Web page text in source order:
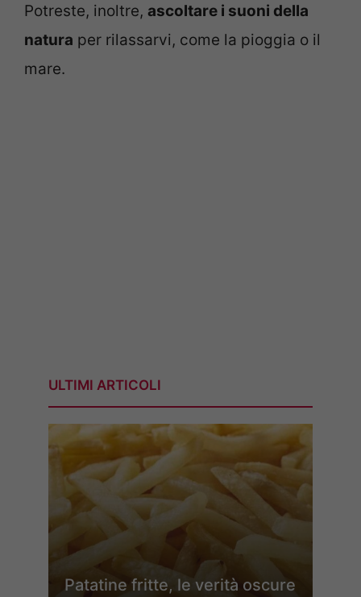
Potreste, inoltre, ascoltare i suoni della
natura per rilassarvi, come la pioggia o il
mare.
ULTIMI ARTICOLI
Patatine fritte, le verità oscure